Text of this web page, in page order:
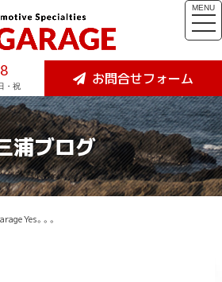
・祝 お問合せフォーム
MENU
浦ブログ
Yes。。。